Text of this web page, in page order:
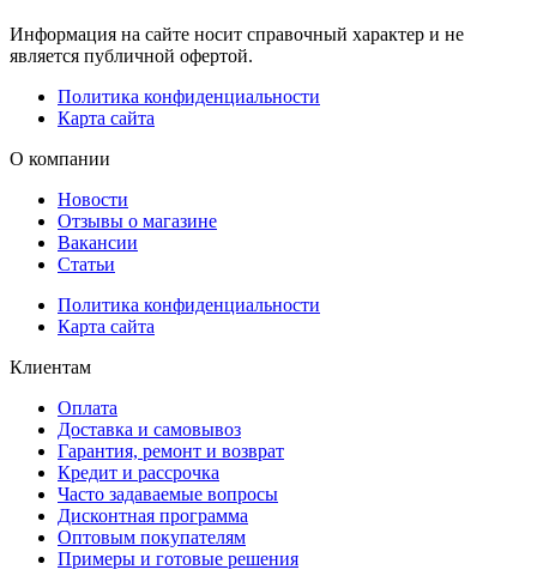
Информация на сайте носит справочный характер и не
является публичной офертой.
Политика конфиденциальности
Карта сайта
О компании
Новости
Отзывы о магазине
Вакансии
Статьи
Политика конфиденциальности
Карта сайта
Клиентам
Оплата
Доставка и самовывоз
Гарантия, ремонт и возврат
Кредит и рассрочка
Часто задаваемые вопросы
Дисконтная программа
Оптовым покупателям
Примеры и готовые решения